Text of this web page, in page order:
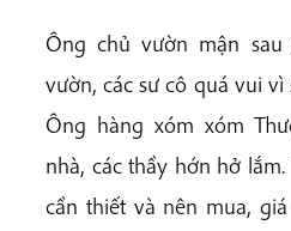
Ông chủ vườn mận
vườn, các sư cô quá vui vì
Ông hàng xóm xóm
nhà, các thầy hớn hở
cần thiết và nên mua,